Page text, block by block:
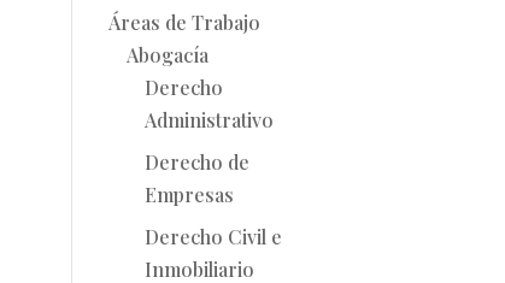
Áreas de Trabajo
Abogacía
Derecho
Administrativo
Derecho de
Empresas
Derecho Civil e
Inmobiliario